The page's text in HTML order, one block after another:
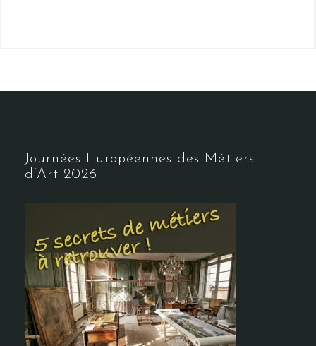
Journées Européennes des Métiers
d’Art 2026